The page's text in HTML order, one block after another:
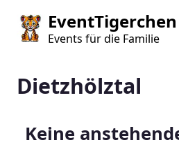
EventTigerchen
Events für die Familie
Dietzhölztal
Keine